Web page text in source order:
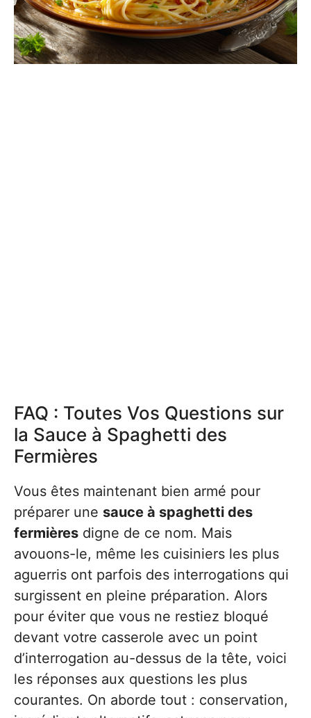
FAQ : Toutes Vos Questions sur
la Sauce à Spaghetti des
Fermières
Vous êtes maintenant bien armé pour
préparer une sauce à spaghetti des
fermières digne de ce nom. Mais
avouons-le, même les cuisiniers les plus
aguerris ont parfois des interrogations qui
surgissent en pleine préparation. Alors
pour éviter que vous ne restiez bloqué
devant votre casserole avec un point
d’interrogation au-dessus de la tête, voici
les réponses aux questions les plus
courantes. On aborde tout : conservation,